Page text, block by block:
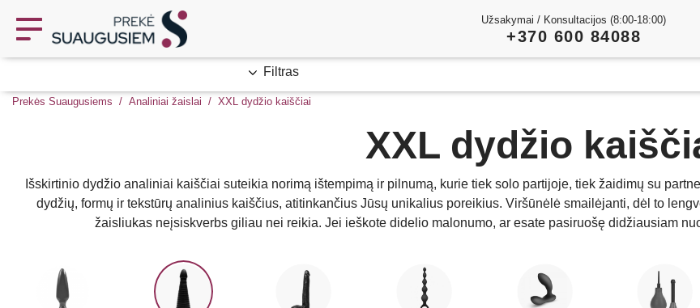
Užsakymai / Konsultacijos (8:00-18:00)
+370 600 84088
Prekės Suaugusiems Analiniai žaislai XXL dydžio kaiščiai
Filtras
XXL dydžio
Išskirtinio dydžio analiniai kaiščiai suteikia norimą ištempimą ir pilnumą, kurie tiek solo partijoje, tiek žaidimų su
dydžių, formų ir tekstūrų analinius kaiščius, atitinkančius Jūsų unikalius poreikius. Viršūnėlė smailėjanti, dėl to
žaisliukas neįsiskverbs giliau nei reikia. Jei ieškote didelio malonumo, ar esate pasiruošę didžiausiam